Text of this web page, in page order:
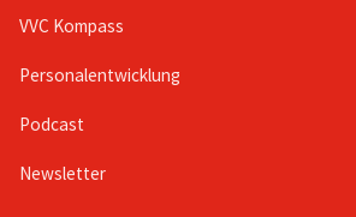
VVC Kompass
Personalentwicklung
Podcast
Newsletter